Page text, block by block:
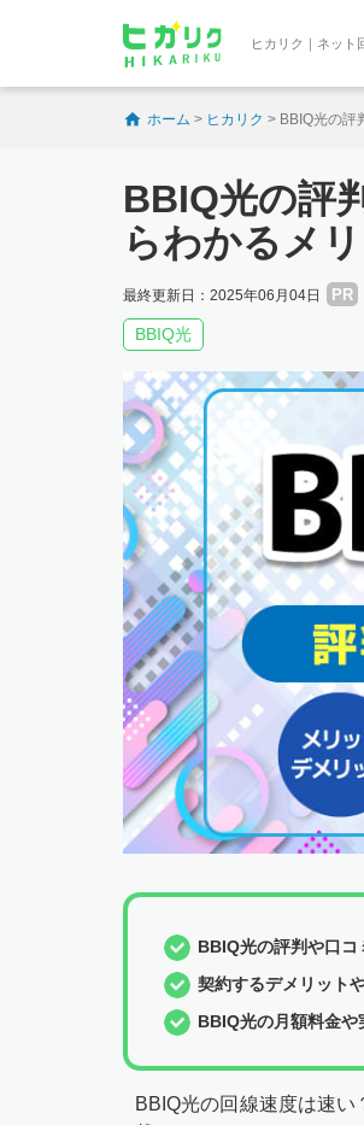
ヒカリク｜ネット
ホーム > ヒカリク > BBIQ光の評
BBIQ光の評
らわかるメ
最終更新日：2025年06月04日 PR
BBIQ光
BBIQ光の評判や口コ
契約するデメリット
BBIQ光の月額料金や
BBIQ光の回線速度は速